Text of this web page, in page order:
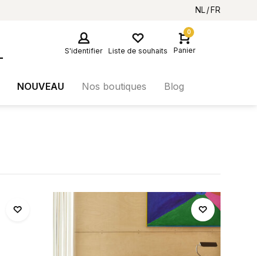
NL FR
S'identifier Liste de souhaits
0
Panier
NOUVEAU Nos boutiques Blog